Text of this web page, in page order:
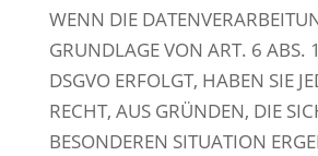
WENN DIE
GRUNDLAGE VON ART. 6 ABS.
DSGVO ERFOLGT, HABEN SIE
RECHT, AUS GRÜNDEN, DIE
BESONDEREN SITUATION